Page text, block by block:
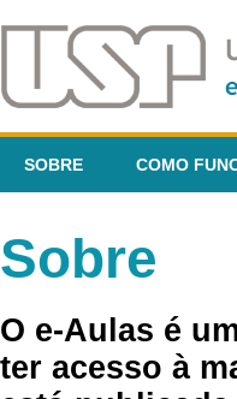
SOBRE COMO
Sobre
O e-Aulas é
ter acesso à